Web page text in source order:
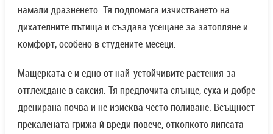
намали дразненето. Тя подпомага изчистването на
дихателните пътища и създава усещане за затопляне и
комфорт, особено в студените месеци.
Мащерката е и едно от най-устойчивите растения за
отглеждане в саксия. Тя предпочита слънце, суха и добре
дренирана почва и не изисква често поливане. Всъщност
прекалената грижа й вреди повече, отколкото липсата